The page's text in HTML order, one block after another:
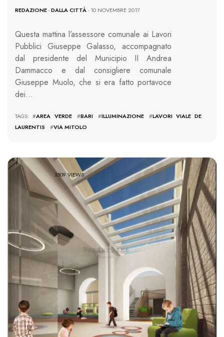
REDAZIONE-DALLA CITTÀ- 10 NOVEMBRE 2017
Questa mattina l’assessore comunale ai Lavori
Pubblici Giuseppe Galasso, accompagnato
dal presidente del Municipio II Andrea
Dammacco e dal consigliere comunale
Giuseppe Muolo, che si era fatto portavoce
dei…
TAGS: #AREA VERDE #BARI #ILLUMINAZIONE #LAVORI VIALE DE
LAURENTIS
#VIA MITOLO
3509 VIEWS